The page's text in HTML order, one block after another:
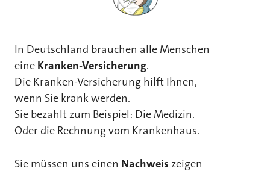
In Deutschland brauchen alle Menschen
eine Kranken-Versicherung.
Die Kranken-Versicherung hilft Ihnen,
wenn Sie krank werden.
Sie bezahlt zum Beispiel: Die Medizin.
Oder die Rechnung vom Krankenhaus.
Sie müssen uns einen Nachweis zeigen